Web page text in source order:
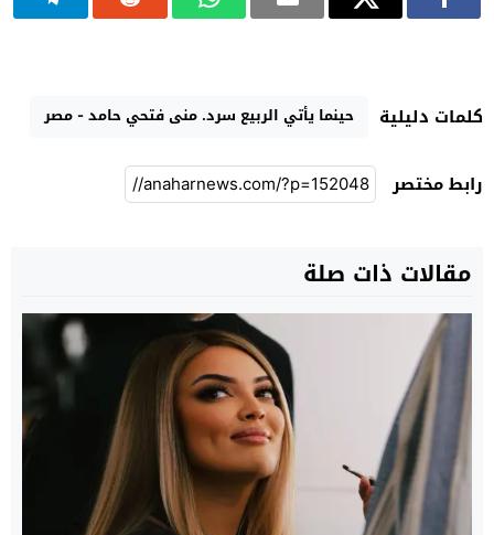
كلمات دليلية حينما يأتي الربيع سرد. منى فتحي حامد - مصر
رابط مختصر
مقالات ذات صلة